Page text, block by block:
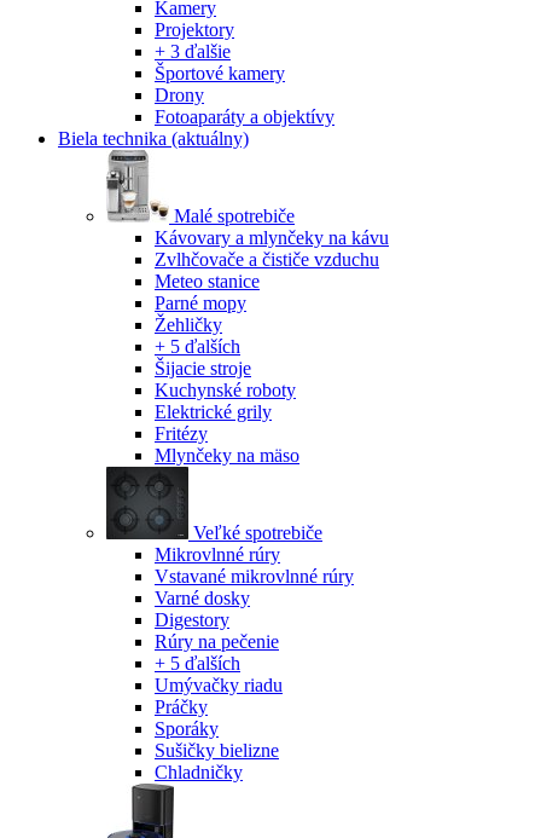
Kamery
Projektory
+ 3 ďalšie
Športové kamery
Drony
Fotoaparáty a objektívy
Biela technika (aktuálny)
Malé spotrebiče
Kávovary a mlynčeky na kávu
Zvlhčovače a čističe vzduchu
Meteo stanice
Parné mopy
Žehličky
+ 5 ďalších
Šijacie stroje
Kuchynské roboty
Elektrické grily
Fritézy
Mlynčeky na mäso
Veľké spotrebiče
Mikrovlnné rúry
Vstavané mikrovlnné rúry
Varné dosky
Digestory
Rúry na pečenie
+ 5 ďalších
Umývačky riadu
Práčky
Sporáky
Sušičky bielizne
Chladničky